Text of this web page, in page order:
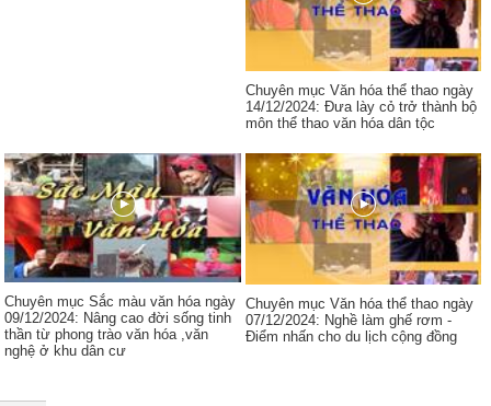
Chuyên mục Văn hóa thể thao ngày
14/12/2024: Đưa lày cỏ trở thành bộ
môn thể thao văn hóa dân tộc
Chuyên mục Sắc màu văn hóa ngày
09/12/2024: Nâng cao đời sống tinh
thần từ phong trào văn hóa ,văn
nghệ ở khu dân cư
Chuyên mục Văn hóa thể thao ngày
07/12/2024: Nghề làm ghế rơm -
Điểm nhấn cho du lịch cộng đồng